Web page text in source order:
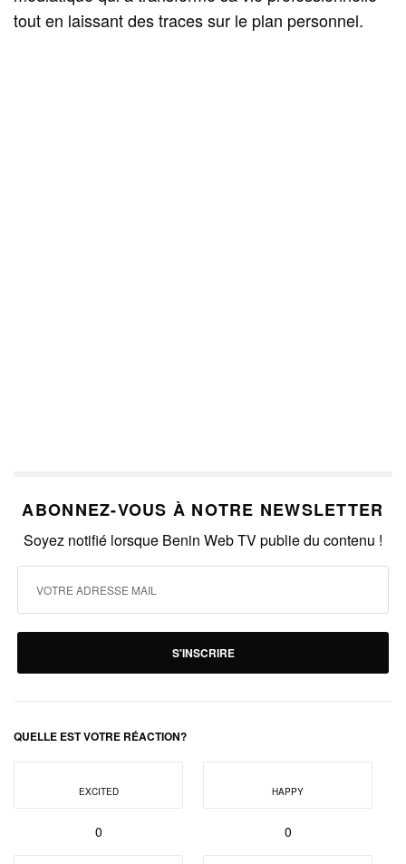
tout en laissant des traces sur le plan personnel.
ABONNEZ-VOUS À NOTRE NEWSLETTER
Soyez notifié lorsque Benin Web TV publie du contenu !
S'INSCRIRE
QUELLE EST VOTRE RÉACTION?
EXCITED
0
HAPPY
0